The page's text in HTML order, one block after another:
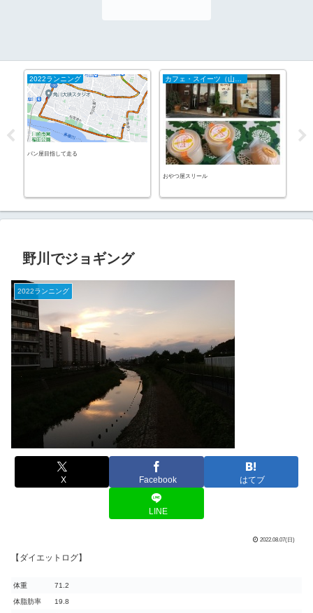
2022ランニング
パン屋目指して走る
おやつ屋スリール
野川でジョギング
2022ランニング
X Facebook はてブ
LINE
2022.08.07(日)
【ダイエットログ】
体重 71.2
体脂肪率 19.8